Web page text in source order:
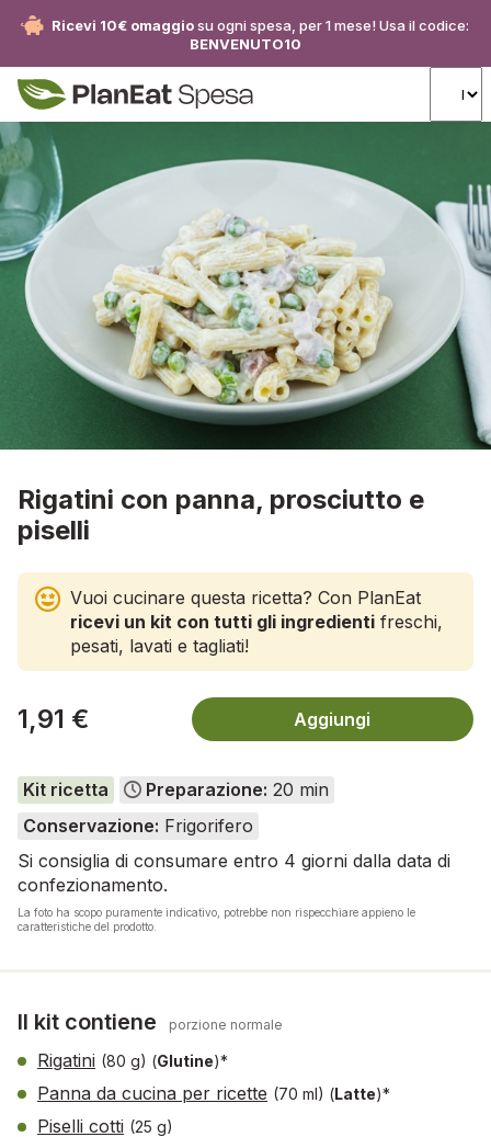
Ricevi 10€ omaggiosu ogni spesa, per 1 mese! Usa il codice:
BENVENUTO10
Rigatini con panna, prosciutto e
piselli
Vuoi cucinare questa ricetta? Con PlanEat
ricevi un kit con tutti gli ingredienti freschi,
pesati, lavati e tagliati!
1,91 € Aggiungi
Kit ricetta Preparazione: 20 min
Conservazione: Frigorifero
Si consiglia di consumare entro 4 giorni dalla data di
confezionamento.
La foto ha scopo puramente indicativo, potrebbe non rispecchiare appieno le
caratteristiche del prodotto.
Il kit contiene porzione normale
Rigatini (80 g) (Glutine)*
Panna da cucina per ricette (70 ml) (Latte)*
Piselli cotti (25 g)